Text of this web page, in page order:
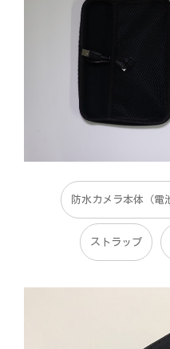
防水カメラ本体（電
ストラップ